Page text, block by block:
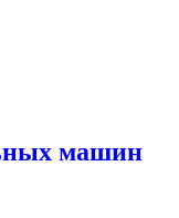
машин